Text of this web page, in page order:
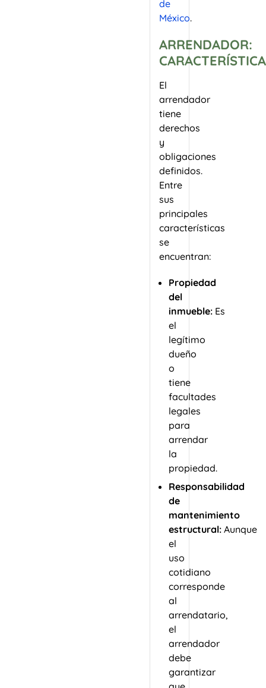
de
México.
ARRENDADOR:
El
arrendador
tiene
derechos
y
obligaciones
definidos.
Entre
sus
principales
características
se
encuentran:
Propiedad
del
inmueble:Es
el
legítimo
dueño
o
tiene
facultades
legales
para
arrendar
la
propiedad.
Responsabilidad
de
mantenimiento
estructural:Aunque
el
uso
cotidiano
corresponde
al
arrendatario,
el
arrendador
debe
garantizar